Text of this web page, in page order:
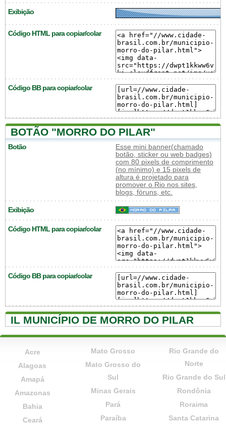
Exibição
Código HTML para copiar/colar
Código BB para copiar/colar
BOTÃO "MORRO DO PILAR"
Botão
Esse mini banner(chamado
botão, sticker ou web badges)
com 80 pixels de comprimento
(no mínimo) e 15 pixels de
altura é projetado para
promover o Rio nos sites,
blogs, fóruns, etc.
Exibição
Código HTML para copiar/colar
Código BB para copiar/colar
IL MUNICÍPIO DE MORRO DO PILAR
Acre
Alagoas
Amapá
Amazonas
Bahia
Ceará
Mato Grosso
Mato Grosso do
Sul
Minas Gerais
Pará
Paraíba
Rio Grande do
Norte
Rio Grande do Sul
Rondônia
Roraima
Santa Catarina